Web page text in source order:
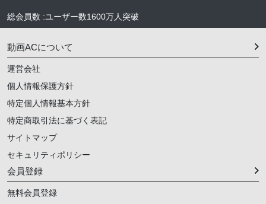
総会員数 :ユーザー数1600万人 突破
動画ACについて
運営会社
個人情報保護方針
特定個人情報基本方針
特定商取引法に基づく表記
サイトマップ
セキュリティポリシー
会員登録
無料会員登録